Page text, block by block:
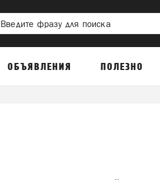
ОБЪЯВЛЕНИЯ ПОЛЕЗНО